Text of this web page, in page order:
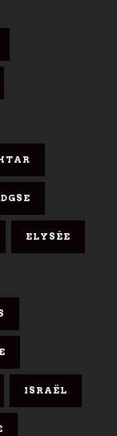
DGSE
ELYSÉE
ISRAËL